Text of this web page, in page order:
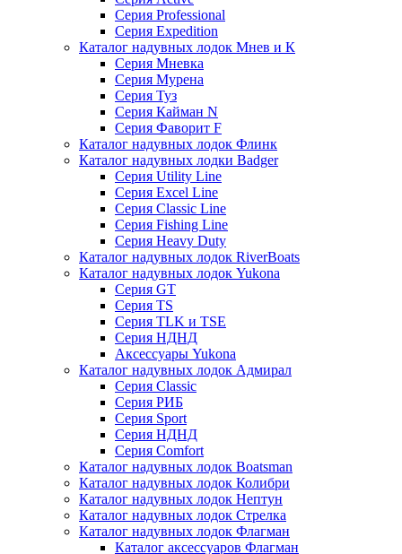
Серия Professional
Серия Expedition
Каталог надувных лодок Мнев и К
Серия Мневка
Серия Мурена
Серия Туз
Серия Кайман N
Серия Фаворит F
Каталог надувных лодок Флинк
Каталог надувных лодки Badger
Серия Utility Line
Серия Excel Line
Серия Classic Line
Серия Fishing Line
Серия Heavy Duty
Каталог надувных лодок RiverBoats
Каталог надувных лодок Yukona
Серия GT
Серия TS
Серия TLK и TSE
Серия НДНД
Аксессуары Yukona
Каталог надувных лодок Адмирал
Серия Classic
Серия РИБ
Серия Sport
Серия НДНД
Серия Comfort
Каталог надувных лодок Boatsman
Каталог надувных лодок Колибри
Каталог надувных лодок Нептун
Каталог надувных лодок Стрелка
Каталог надувных лодок Флагман
Каталог аксессуаров Флагман